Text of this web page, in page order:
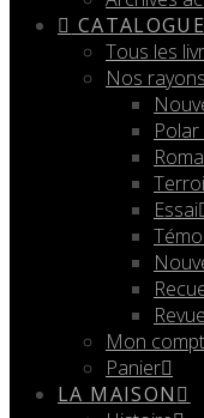
CATALOGUE
Tous les
Nos rayons
Essai
Mon
Panier
LA MAISON